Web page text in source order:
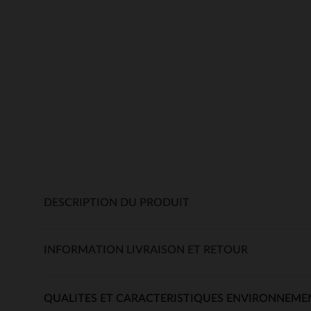
DESCRIPTION DU PRODUIT
INFORMATION LIVRAISON ET RETOUR
QUALITES ET CARACTERISTIQUES